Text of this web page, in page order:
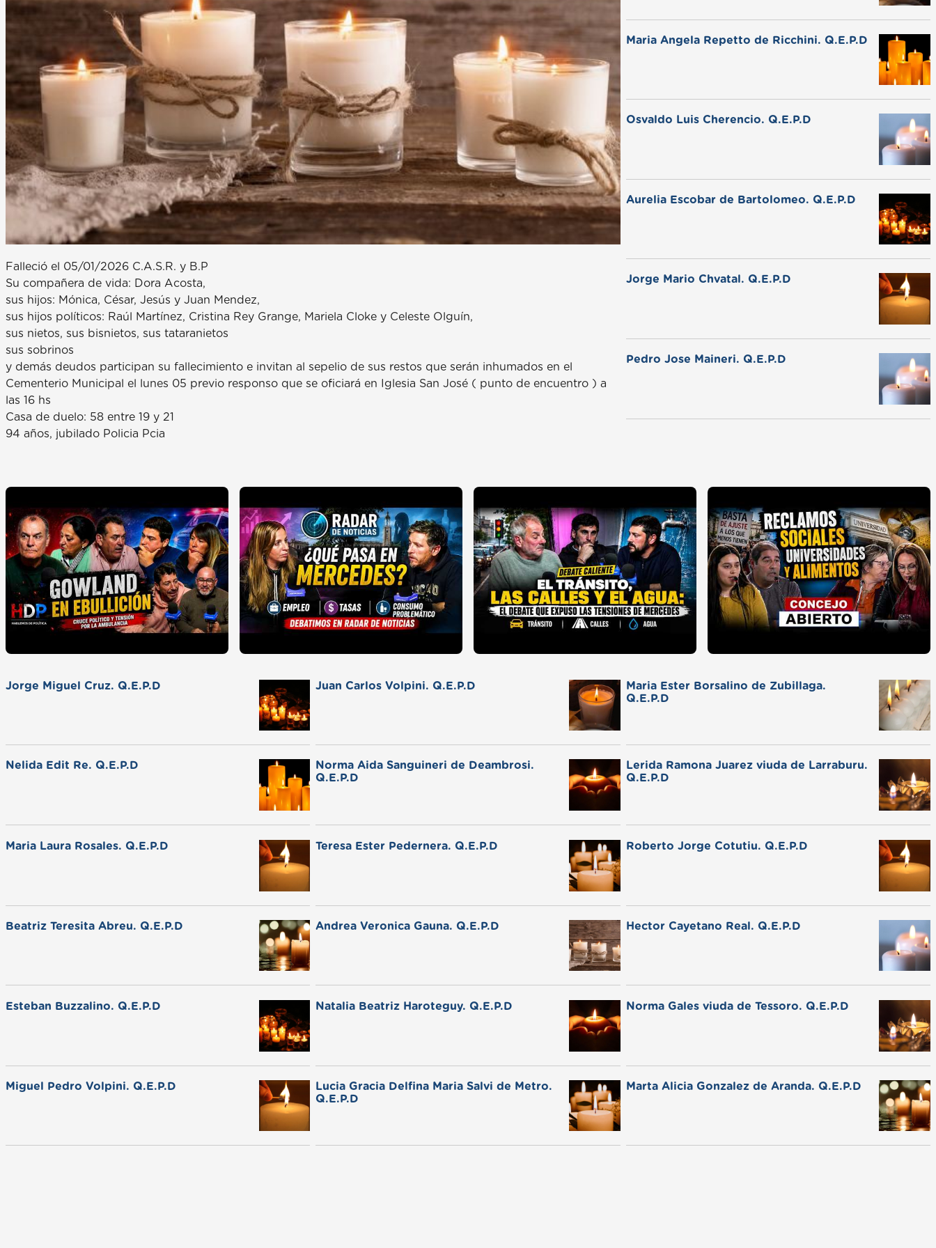
Falleció el 05/01/2026 C.A.S.R. y B.P
Su compañera de vida: Dora Acosta,
sus hijos: Mónica, César, Jesús y Juan Mendez,
sus hijos políticos: Raúl Martínez, Cristina Rey Grange, Mariela Cloke y Celeste Olguín,
sus nietos, sus bisnietos, sus tataranietos
sus sobrinos
y demás deudos participan su fallecimiento e invitan al sepelio de sus restos que serán inhumados en el
Cementerio Municipal el lunes 05 previo responso que se oficiará en Iglesia San José ( punto de encuentro ) a
las 16 hs
Casa de duelo: 58 entre 19 y 21
94 años, jubilado Policia Pcia
Maria Angela Repetto de Ricchini. Q.E.P.D
Osvaldo Luis Cherencio. Q.E.P.D
Aurelia Escobar de Bartolomeo. Q.E.P.D
Jorge Mario Chvatal. Q.E.P.D
Pedro Jose Maineri. Q.E.P.D
Jorge Miguel Cruz. Q.E.P.D Juan Carlos Volpini. Q.E.P.D
Maria Ester Borsalino de Zubillaga.
Q.E.P.D
Nelida Edit Re. Q.E.P.D
Norma Aida Sanguineri de Deambrosi.
Q.E.P.D
Lerida Ramona Juarez viuda de Larraburu.
Q.E.P.D
Maria Laura Rosales. Q.E.P.D Teresa Ester Pedernera. Q.E.P.D Roberto Jorge Cotutiu. Q.E.P.D
Beatriz Teresita Abreu. Q.E.P.D Andrea Veronica Gauna. Q.E.P.D Hector Cayetano Real. Q.E.P.D
Esteban Buzzalino. Q.E.P.D Natalia Beatriz Haroteguy. Q.E.P.D Norma Gales viuda de Tessoro. Q.E.P.D
Miguel Pedro Volpini. Q.E.P.D
Lucia Gracia Delfina Maria Salvi de Metro.
Q.E.P.D
Marta Alicia Gonzalez de Aranda. Q.E.P.D